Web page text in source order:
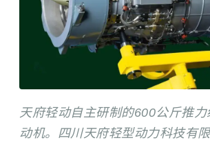
天府轻动自主研制的600公斤推
动机。四川天府轻型动力科技有